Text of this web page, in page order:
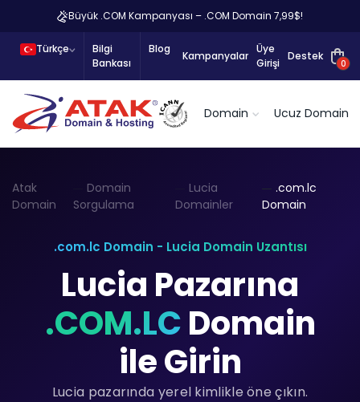
Büyük .COM Kampanyası – .COM Domain 7,99$!
Türkçe
Bilgi
Bankası
Blog
Kampanyalar
Üye
Girişi
Destek
0
Domain Ucuz Domain
Atak
Domain
Domain
Sorgulama
Lucia
Domainler
.com.lc
Domain
.com.lc Domain - Lucia Domain Uzantısı
Lucia Pazarına
.COM.LCDomain
ile Girin
Lucia pazarında yerel kimlikle öne çıkın.